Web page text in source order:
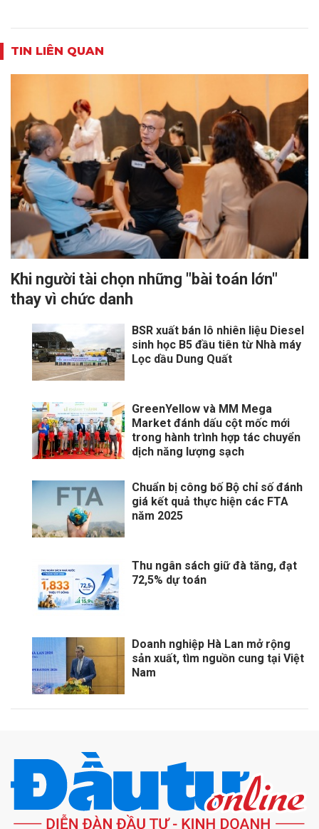
TIN LIÊN QUAN
Khi người tài chọn những "bài toán lớn"
thay vì chức danh
BSR xuất bán lô nhiên liệu Diesel
sinh học B5 đầu tiên từ Nhà máy
Lọc dầu Dung Quất
GreenYellow và MM Mega
Market đánh dấu cột mốc mới
trong hành trình hợp tác chuyển
dịch năng lượng sạch
Chuẩn bị công bố Bộ chỉ số đánh
giá kết quả thực hiện các FTA
năm 2025
Thu ngân sách giữ đà tăng, đạt
72,5% dự toán
Doanh nghiệp Hà Lan mở rộng
sản xuất, tìm nguồn cung tại Việt
Nam